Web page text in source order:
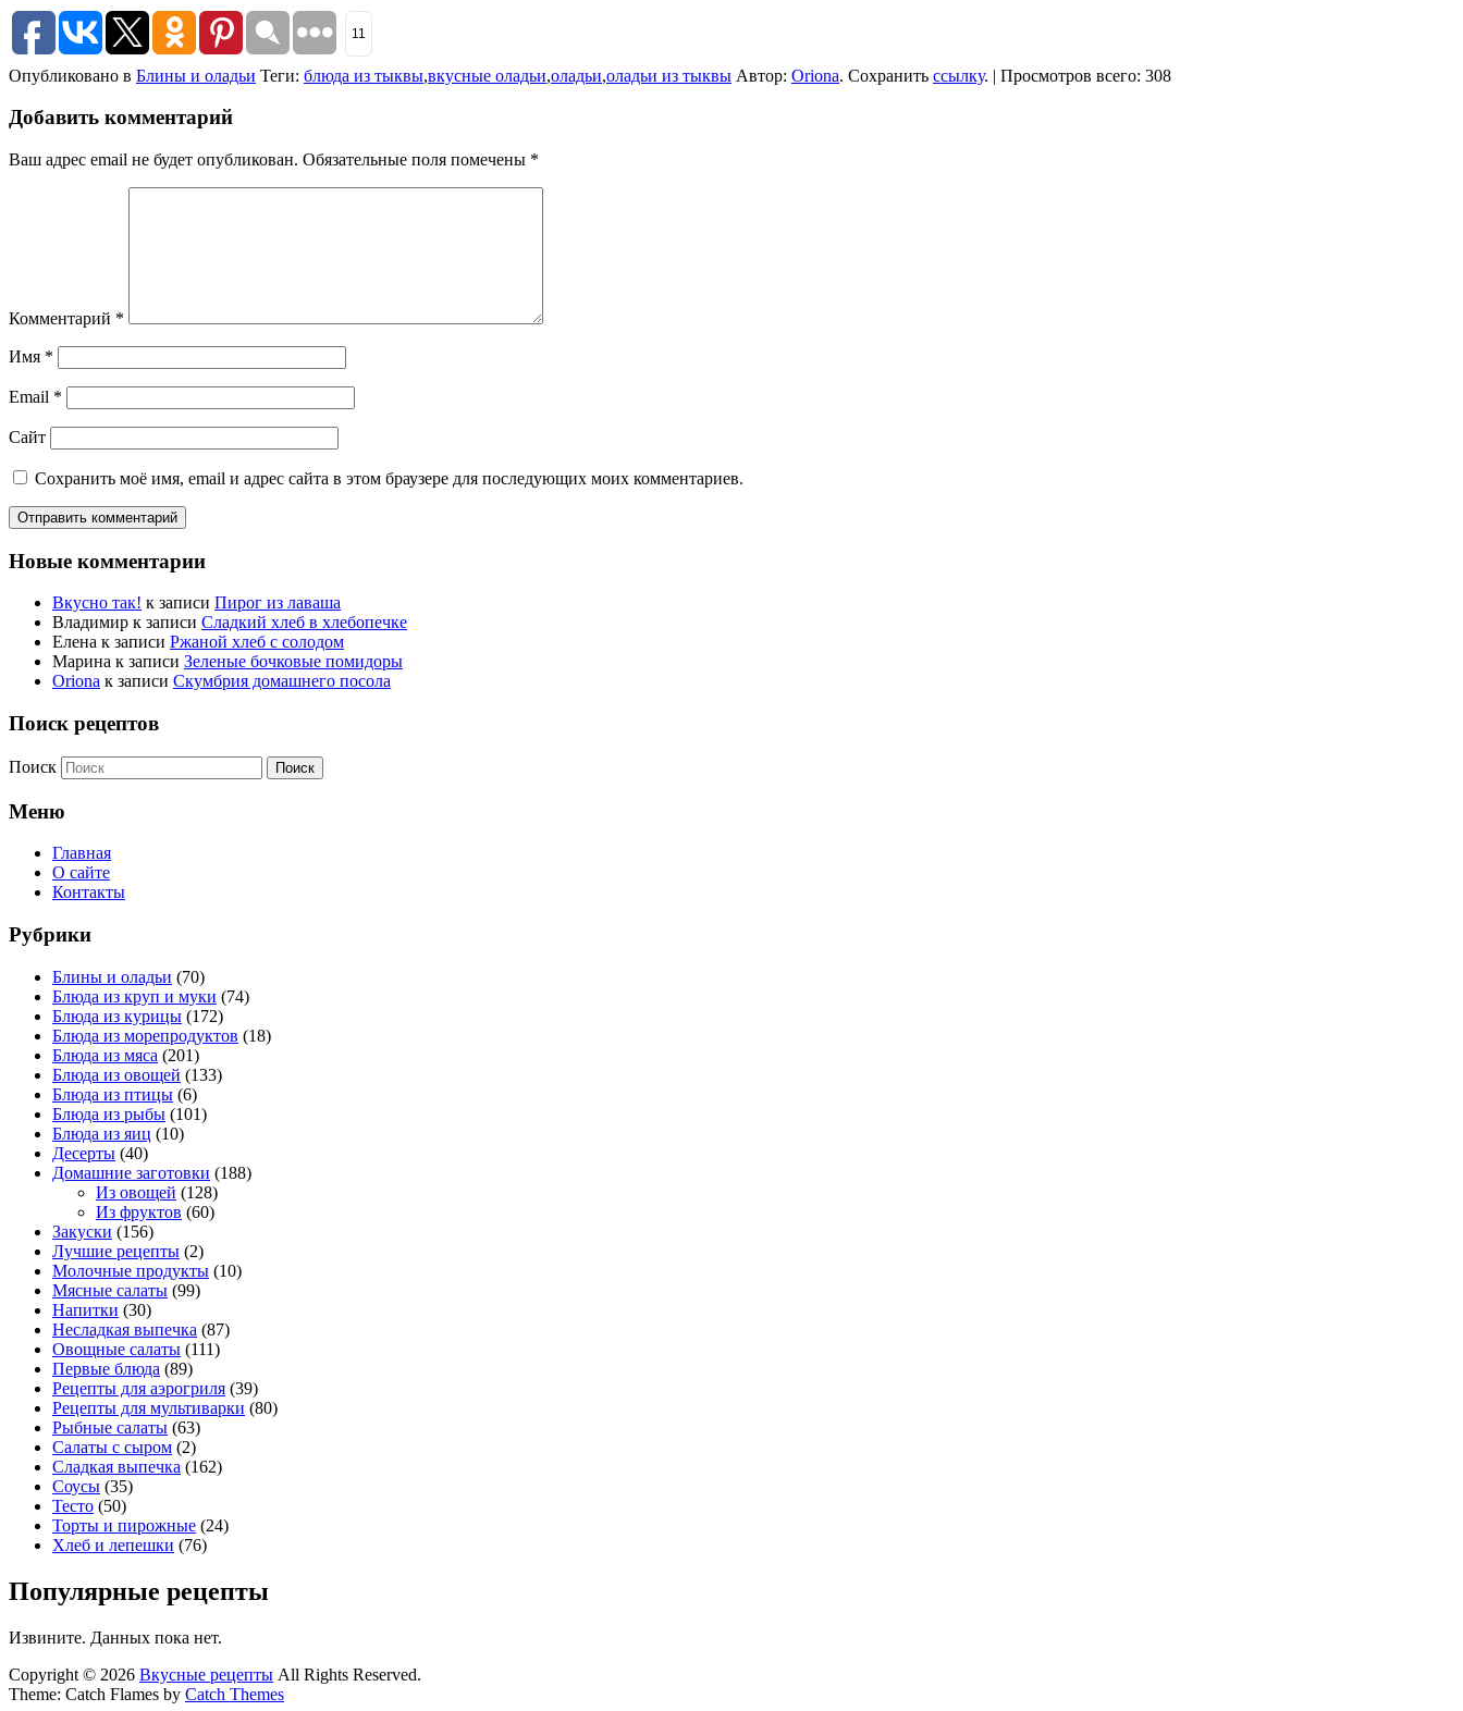
11
Опубликовано в Блины и оладьи Теги: блюда из тыквы,вкусные оладьи,оладьи,оладьи из тыквы Автор: Oriona. Сохранить ссылку. | Просмотров всего: 308
Добавить комментарий
Ваш адрес email не будет опубликован. Обязательные поля помечены *
Комментарий *
Имя *
Email *
Сайт
Сохранить моё имя, email и адрес сайта в этом браузере для последующих моих комментариев.
Новые комментарии
Вкусно так! к записи Пирог из лаваша
Владимир к записи Сладкий хлеб в хлебопечке
Елена к записи Ржаной хлеб с солодом
Марина к записи Зеленые бочковые помидоры
Oriona к записи Скумбрия домашнего посола
Поиск рецептов
Поиск
Меню
Главная
О сайте
Контакты
Рубрики
Блины и оладьи (70)
Блюда из круп и муки (74)
Блюда из курицы (172)
Блюда из морепродуктов (18)
Блюда из мяса (201)
Блюда из овощей (133)
Блюда из птицы (6)
Блюда из рыбы (101)
Блюда из яиц (10)
Десерты (40)
Домашние заготовки (188)
Из овощей (128)
Из фруктов (60)
Закуски (156)
Лучшие рецепты (2)
Молочные продукты (10)
Мясные салаты (99)
Напитки (30)
Несладкая выпечка (87)
Овощные салаты (111)
Первые блюда (89)
Рецепты для аэрогриля (39)
Рецепты для мультиварки (80)
Рыбные салаты (63)
Салаты с сыром (2)
Сладкая выпечка (162)
Соусы (35)
Тесто (50)
Торты и пирожные (24)
Хлеб и лепешки (76)
Популярные рецепты
Извините. Данных пока нет.
Copyright © 2026 Вкусные рецепты All Rights Reserved.
Theme: Catch Flames by Catch Themes